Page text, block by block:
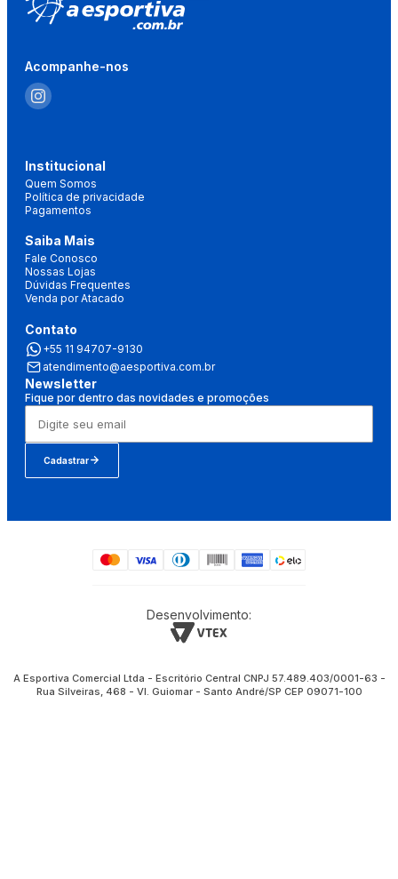
Acompanhe-nos
Institucional
Quem Somos
Política de privacidade
Pagamentos
Saiba Mais
Fale Conosco
Nossas Lojas
Dúvidas Frequentes
Venda por Atacado
Contato
+55 11 94707-9130
atendimento@aesportiva.com.br
Newsletter
Fique por dentro das novidades e promoções
Cadastrar
Desenvolvimento:
A Esportiva Comercial Ltda - Escritório Central CNPJ 57.489.403/0001-63 -
Rua Silveiras, 468 - Vl. Guiomar - Santo André/SP CEP 09071-100